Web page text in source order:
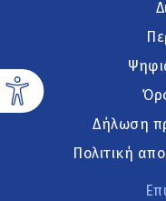
Δήλωση
Πολιτική